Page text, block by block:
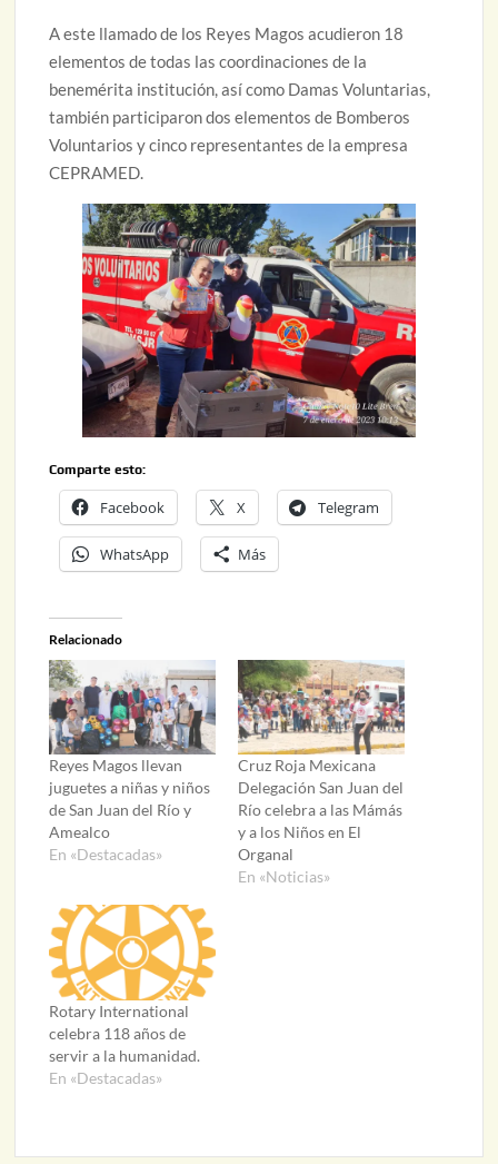
A este llamado de los Reyes Magos acudieron 18
elementos de todas las coordinaciones de la
benemérita institución, así como Damas Voluntarias,
también participaron dos elementos de Bomberos
Voluntarios y cinco representantes de la empresa
CEPRAMED.
Comparte esto:
Facebook X Telegram
WhatsApp Más
Relacionado
Reyes Magos llevan
juguetes a niñas y niños
de San Juan del Río y
Amealco
En «Destacadas»
Cruz Roja Mexicana
Delegación San Juan del
Río celebra a las Mámás
y a los Niños en El
Organal
En «Noticias»
Rotary International
celebra 118 años de
servir a la humanidad.
En «Destacadas»